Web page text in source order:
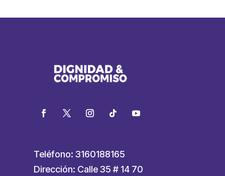
Teléfono: 3160188165
Dirección: Calle 35 # 14 70